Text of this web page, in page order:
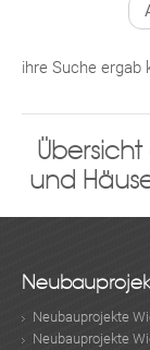
ihre Suche ergab
und
Neubauprojekte
Neubauprojekte